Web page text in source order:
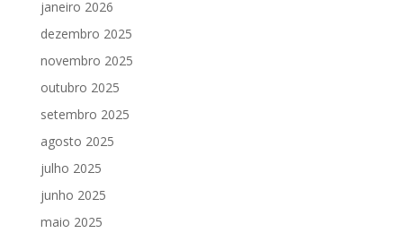
janeiro 2026
dezembro 2025
novembro 2025
outubro 2025
setembro 2025
agosto 2025
julho 2025
junho 2025
maio 2025